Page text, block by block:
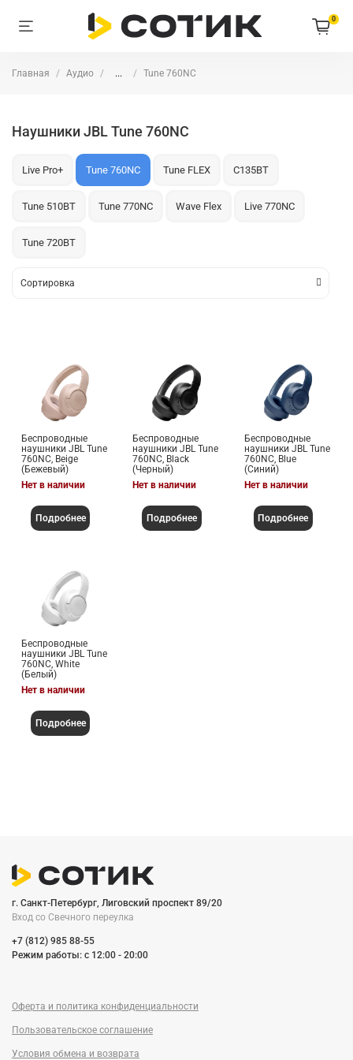
0
Главная Аудио ... Tune 760NC
Наушники JBL Tune 760NC
Live Pro+ Tune 760NC Tune FLEX C135BT
Tune 510BT Tune 770NC Wave Flex Live 770NC
Tune 720BT
Беспроводные
наушники JBL Tune
760NC, Beige
(Бежевый)
Нет в наличии
Подробнее
Беспроводные
наушники JBL Tune
760NC, Black
(Черный)
Нет в наличии
Подробнее
Беспроводные
наушники JBL Tune
760NC, Blue
(Синий)
Нет в наличии
Подробнее
Беспроводные
наушники JBL Tune
760NC, White
(Белый)
Нет в наличии
Подробнее
г. Санкт-Петербург, Лиговский проспект 89/20
Вход со Cвечного переулка
+7 (812) 985 88-55
Режим работы: c 12:00 - 20:00
Оферта и политика конфиденциальности
Пользовательское соглашение
Условия обмена и возврата